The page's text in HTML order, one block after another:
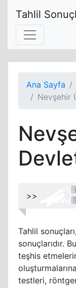
Tahlil
Ana Sayfa
Nevşehir
>>
Tahlil
sonuçlarıdır.
teşhis
testleri,